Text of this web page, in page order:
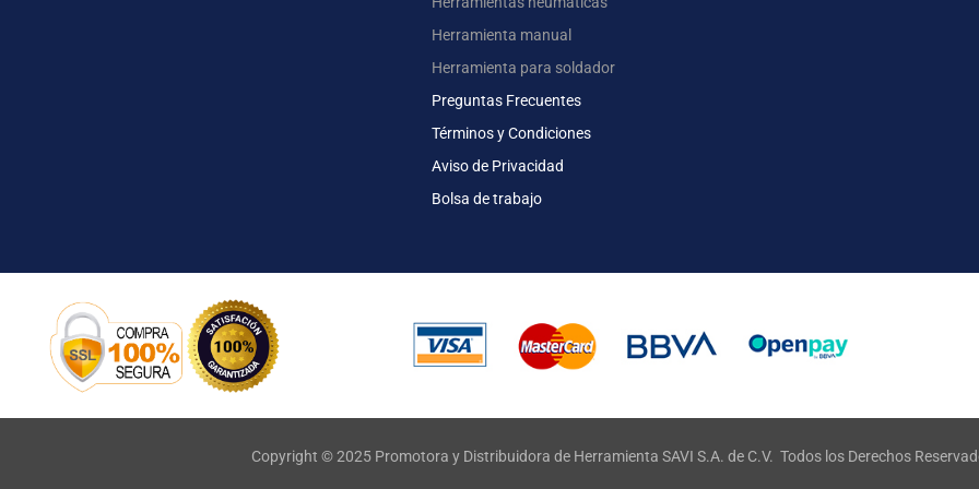
Herramienta manual
Herramienta para soldador
Preguntas Frecuentes
Términos y Condiciones
Aviso de Privacidad
Bolsa de trabajo
Copyright © 2025 Promotora y Distribuidora de Herramienta SAVI S.A. de C.V. Todos los Derechos